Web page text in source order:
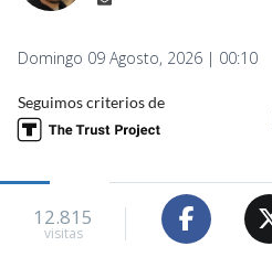
Domingo 09 Agosto, 2026 | 00:10
Seguimos criterios de
12.815
visitas